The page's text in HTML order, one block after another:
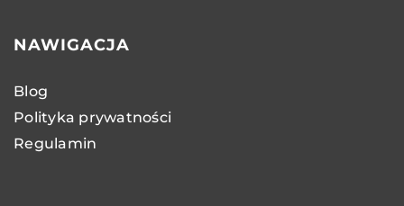
NAWIGACJA
Blog
Polityka prywatności
Regulamin